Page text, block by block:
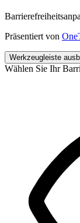
Präsentiert von
Werkzeugleiste
Wählen Sie Ihr